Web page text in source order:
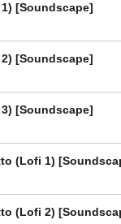
[Soundscape]
[Soundscape]
[Soundscape]
(Lofi 1)
(Lofi 2)